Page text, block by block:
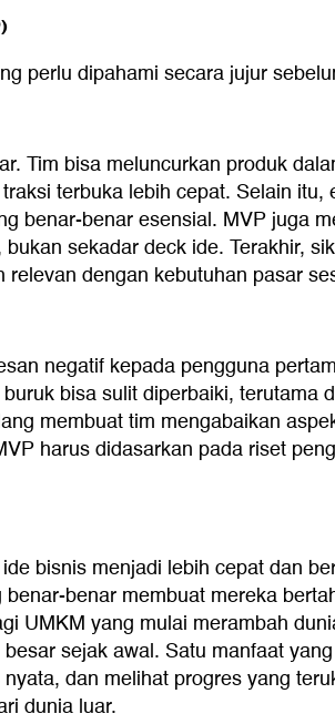
perlu dipahami secara jujur
Tim bisa meluncurkan produk
terbuka lebih cepat. Selain
benar-benar esensial. MVP juga
sekadar deck ide. Terakhir,
dengan kebutuhan pasar
negatif kepada pengguna
bisa sulit diperbaiki, terutama
membuat tim mengabaikan
harus didasarkan pada riset
bisnis menjadi lebih cepat dan
benar membuat mereka
UMKM yang mulai merambah
sejak awal. Satu manfaat
dan melihat progres yang
dunia luar.